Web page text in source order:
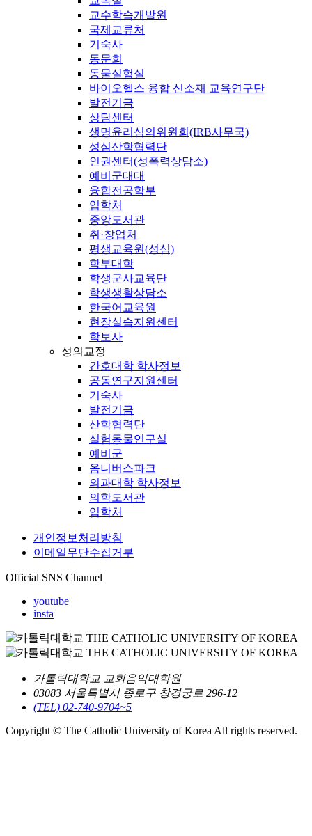
교수학습개발원
국제교류처
기숙사
동문회
동물실험실
바이오헬스 융합 신소재 교육연구단
발전기금
상담센터
생명윤리심의위원회(IRB사무국)
성심산학협력단
인권센터(성폭력상담소)
예비군대대
융합전공학부
입학처
중앙도서관
취·창업처
평생교육원(성심)
학부대학
학생군사교육단
학생생활상담소
한국어교육원
현장실습지원센터
학보사
성의교정
간호대학 학사정보
공동연구지원센터
기숙사
발전기금
산학협력단
실험동물연구실
예비군
옴니버스파크
의과대학 학사정보
의학도서관
입학처
개인정보처리방침
이메일무단수집거부
Official SNS Channel
youtube
insta
가톨릭대학교 교회음악대학원
03083 서울특별시 종로구 창경궁로 296-12
(TEL) 02-740-9704~5
Copyright © The Catholic University of Korea All rights reserved.